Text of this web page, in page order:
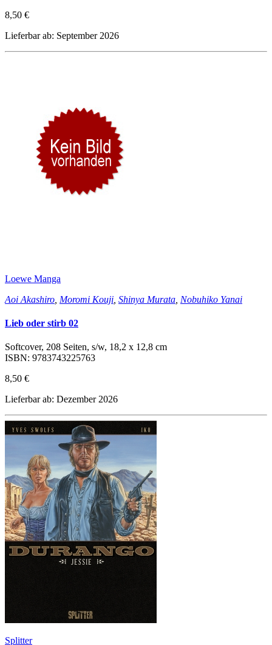
8,50 €
Lieferbar ab: September 2026
Loewe Manga
Aoi Akashiro Moromi Kouji Shinya Murata Nobuhiko Yanai
Lieb oder stirb 02
Softcover, 208 Seiten, s/w, 18,2 x 12,8 cm
ISBN: 9783743225763
8,50 €
Lieferbar ab: Dezember 2026
Splitter